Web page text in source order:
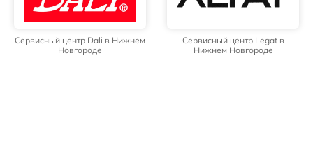
Сервисный центр Dali в Нижнем
Новгороде
Сервисный центр Legat в
Нижнем Новгороде